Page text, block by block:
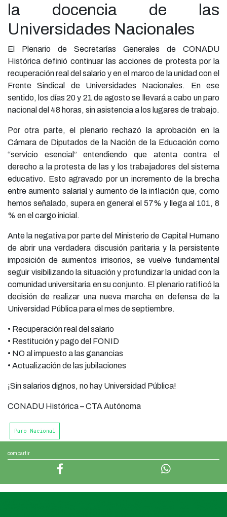
compartir
Paro Nacional
la docencia de las
Universidades Nacionales
El Plenario de Secretarías Generales de CONADU
Histórica definió continuar las acciones de protesta por la
recuperación real del salario y en el marco de la unidad con el
Frente Sindical de Universidades Nacionales. En ese
sentido, los días 20 y 21 de agosto se llevará a cabo un paro
nacional del 48 horas, sin asistencia a los lugares de trabajo.
Por otra parte, el plenario rechazó la aprobación en la
Cámara de Diputados de la Nación de la Educación como
“servicio esencial” entendiendo que atenta contra el
derecho a la protesta de las y los trabajadores del sistema
educativo. Esto agravado por un incremento de la brecha
entre aumento salarial y aumento de la inflación que, como
hemos señalado, supera en general el 57% y llega al 101, 8
% en el cargo inicial.
Ante la negativa por parte del Ministerio de Capital Humano
de abrir una verdadera discusión paritaria y la persistente
imposición de aumentos irrisorios, se vuelve fundamental
seguir visibilizando la situación y profundizar la unidad con la
comunidad universitaria en su conjunto. El plenario ratificó la
decisión de realizar una nueva marcha en defensa de la
Universidad Pública para el mes de septiembre.
• Recuperación real del salario
• Restitución y pago del FONID
• NO al impuesto a las ganancias
• Actualización de las jubilaciones
¡Sin salarios dignos, no hay Universidad Pública!
CONADU Histórica – CTA Autónoma